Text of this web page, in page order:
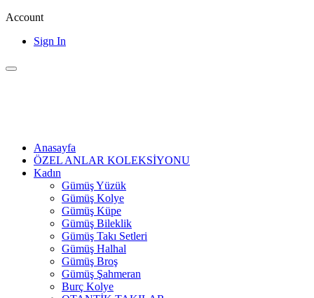
Account
Sign In
Anasayfa
ÖZEL ANLAR KOLEKSİYONU
Kadın
Gümüş Yüzük
Gümüş Kolye
Gümüş Küpe
Gümüş Bileklik
Gümüş Takı Setleri
Gümüş Halhal
Gümüş Broş
Gümüş Şahmeran
Burç Kolye